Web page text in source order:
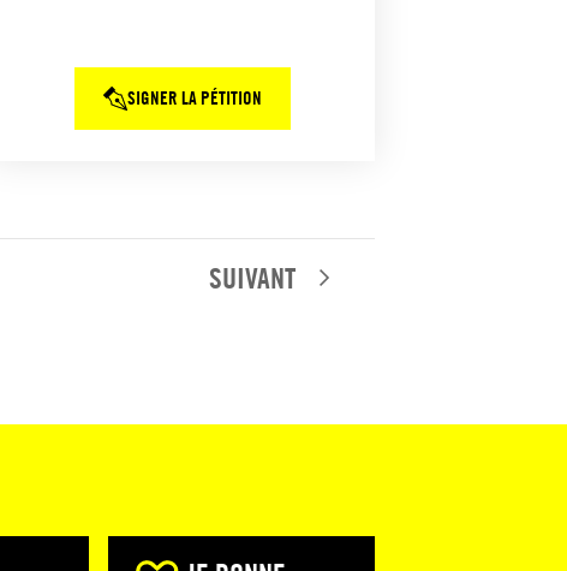
SIGNER LA PÉTITION
SUIVANT